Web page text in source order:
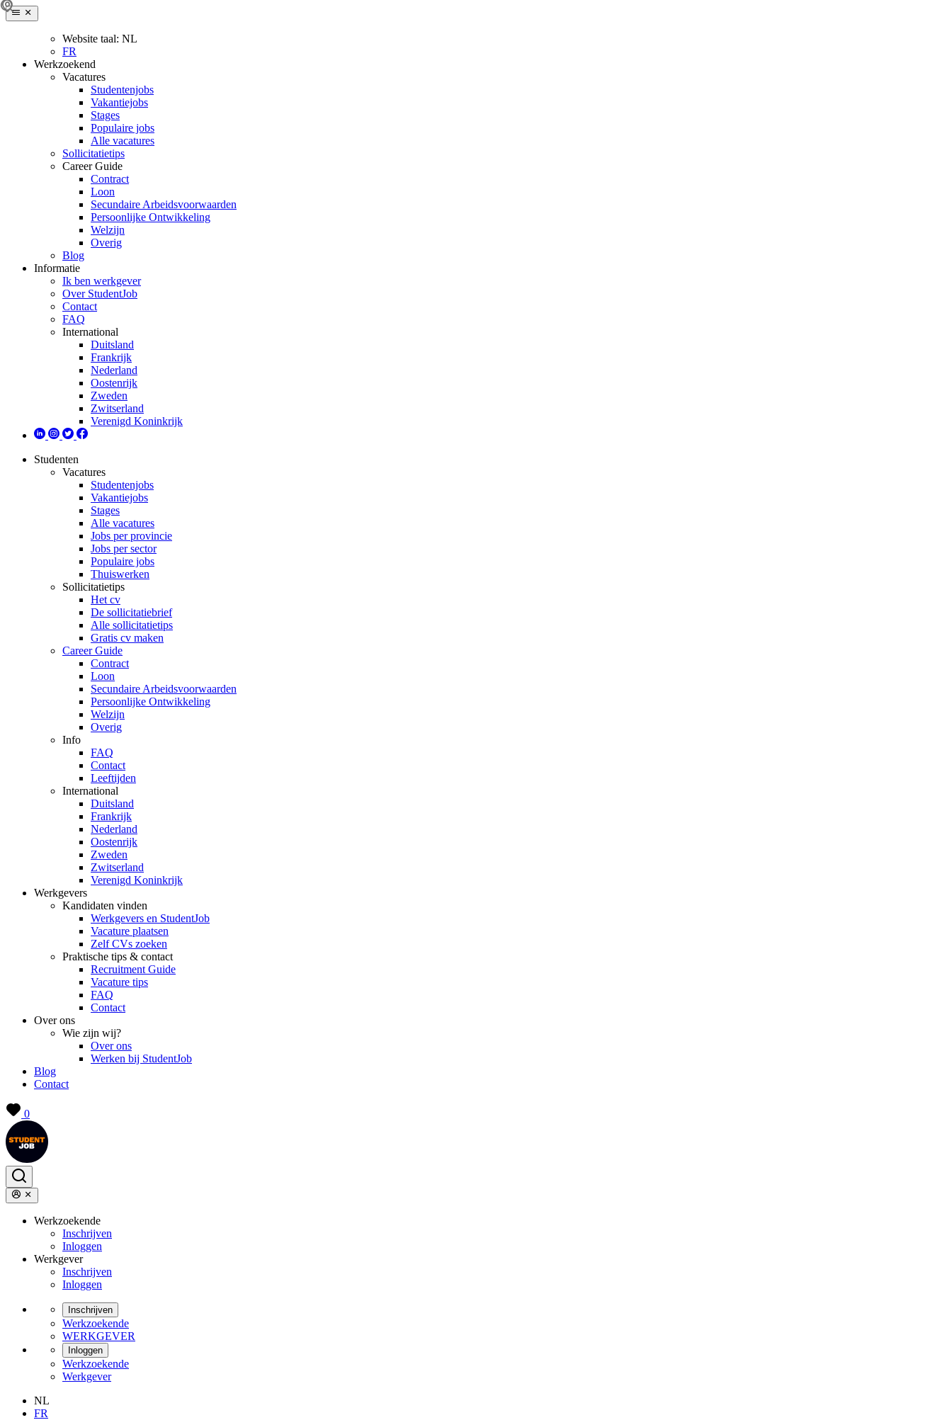
Website taal: NL
FR
Werkzoekend
Vacatures
Studentenjobs
Vakantiejobs
Stages
Populaire jobs
Alle vacatures
Sollicitatietips
Career Guide
Contract
Loon
Secundaire Arbeidsvoorwaarden
Persoonlijke Ontwikkeling
Welzijn
Overig
Blog
Informatie
Ik ben werkgever
Over StudentJob
Contact
FAQ
International
Duitsland
Frankrijk
Nederland
Oostenrijk
Zweden
Zwitserland
Verenigd Koninkrijk
Studenten
Vacatures
Studentenjobs
Vakantiejobs
Stages
Alle vacatures
Jobs per provincie
Jobs per sector
Populaire jobs
Thuiswerken
Sollicitatietips
Het cv
De sollicitatiebrief
Alle sollicitatietips
Gratis cv maken
Career Guide
Contract
Loon
Secundaire Arbeidsvoorwaarden
Persoonlijke Ontwikkeling
Welzijn
Overig
Info
FAQ
Contact
Leeftijden
International
Duitsland
Frankrijk
Nederland
Oostenrijk
Zweden
Zwitserland
Verenigd Koninkrijk
Werkgevers
Kandidaten vinden
Werkgevers en StudentJob
Vacature plaatsen
Zelf CVs zoeken
Praktische tips & contact
Recruitment Guide
Vacature tips
FAQ
Contact
Over ons
Wie zijn wij?
Over ons
Werken bij StudentJob
Blog
Contact
0
Werkzoekende
Inschrijven
Inloggen
Werkgever
Inschrijven
Inloggen
Inschrijven
Werkzoekende
WERKGEVER
Inloggen
Werkzoekende
Werkgever
NL
FR